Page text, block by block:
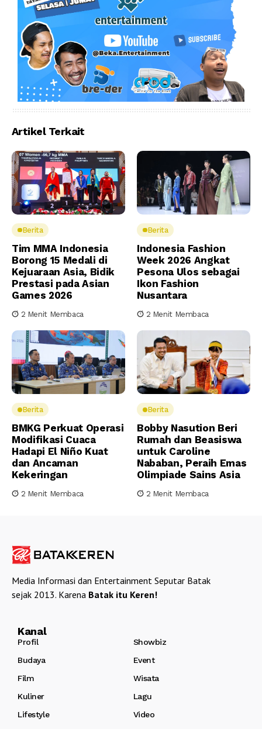
Artikel Terkait
Berita
Tim MMA Indonesia
Borong 15 Medali di
Kejuaraan Asia, Bidik
Prestasi pada Asian
Games 2026
2 Menit Membaca
Berita
Indonesia Fashion
Week 2026 Angkat
Pesona Ulos sebagai
Ikon Fashion
Nusantara
2 Menit Membaca
Berita
BMKG Perkuat Operasi
Modifikasi Cuaca
Hadapi El Niño Kuat
dan Ancaman
Kekeringan
2 Menit Membaca
Berita
Bobby Nasution Beri
Rumah dan Beasiswa
untuk Caroline
Nababan, Peraih Emas
Olimpiade Sains Asia
2 Menit Membaca
Media Informasi dan Entertainment Seputar Batak
sejak 2013. Karena Batak itu Keren!
Kanal
Profil
Showbiz
Budaya
Event
Film
Wisata
Kuliner
Lagu
Lifestyle
Video